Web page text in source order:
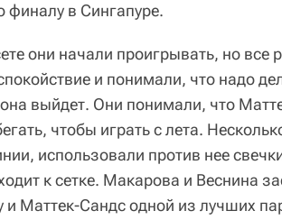
финалу в Сингапуре.
они начали проигрывать, но все
и понимали, что надо
выйдет. Они понимали, что
чтобы играть с лета.
использовали против нее
к сетке. Макарова и Веснина
Маттек-Сандс одной из лучших